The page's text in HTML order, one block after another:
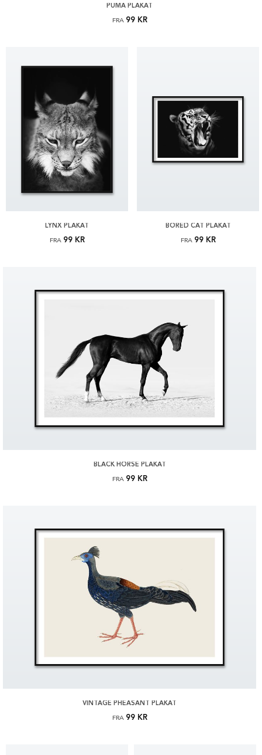
PUMA PLAKAT
FRA 99 KR
LYNX PLAKAT
FRA 99 KR
BLACK HORSE PLAKAT
FRA 99 KR
BORED CAT PLAKAT
FRA 99 KR
VINTAGE PHEASANT PLAKAT
FRA 99 KR